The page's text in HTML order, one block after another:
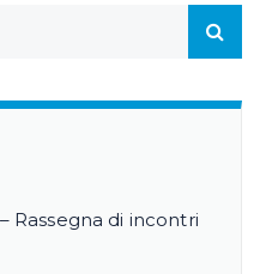
Rassegna di incontri